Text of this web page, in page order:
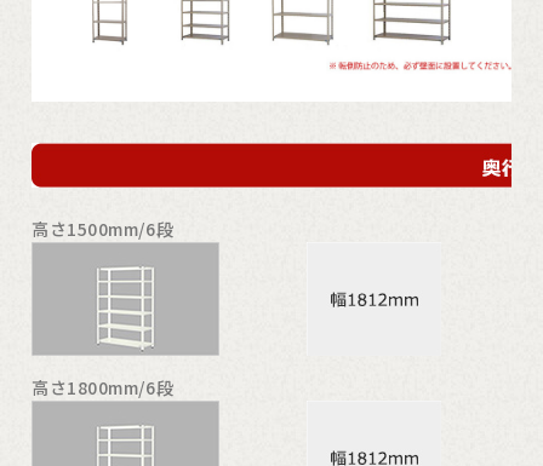
高さ1500mm/6段
高さ1800mm/6段